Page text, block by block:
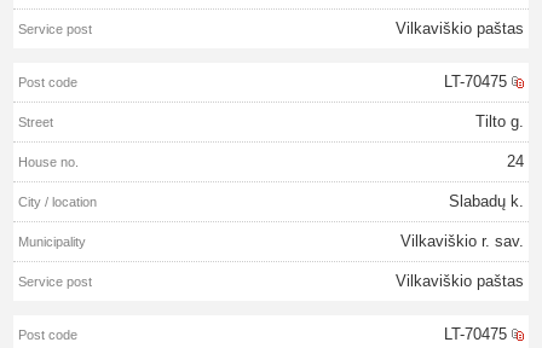
Vilkaviškio paštas
LT-70475
Tilto g.
24
Slabadų k.
Vilkaviškio r. sav.
Vilkaviškio paštas
LT-70475